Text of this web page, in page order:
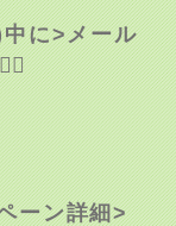
中に>メール
ーン詳細>